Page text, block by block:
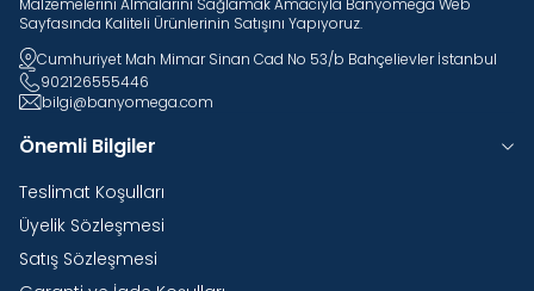
Malzemelerini Almalarını Sağlamak Amacıyla Banyomega Web
Sayfasında Kaliteli Ürünlerinin Satışını Yapıyoruz.
Cumhuriyet Mah Mimar Sinan Cad No 53/b Bahçelievler İstanbul
902126555446
bilgi@banyomega.com
Önemli Bilgiler
Teslimat Koşulları
Üyelik Sözleşmesi
Satış Sözleşmesi